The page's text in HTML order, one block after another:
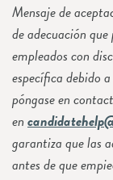
Mensaje de
de adecuación
empleados con
específica debido
póngase en
en
garantiza que las
antes de que